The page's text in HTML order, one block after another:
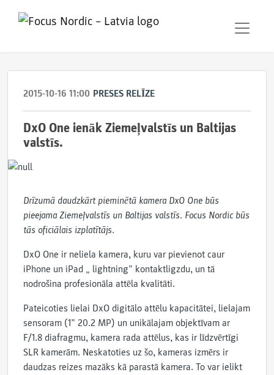
2015-10-16 11:00 PRESES RELĪZE
DxO One ienāk Ziemeļvalstīs un Baltijas
valstīs.
Drīzumā daudzkārt pieminētā kamera DxO One būs
pieejama Ziemeļvalstīs un Baltijas valstīs. Focus Nordic būs
tās oficiālais izplatītājs.
DxO One ir neliela kamera, kuru var pievienot caur
iPhone un iPad „ lightning” kontaktligzdu, un tā
nodrošina profesionāla attēla kvalitāti.
Pateicoties lielai DxO digitālo attēlu kapacitātei, lielajam
sensoram (1” 20.2 MP) un unikālajam objektīvam ar
F/1.8 diafragmu, kamera rada attēlus, kas ir līdzvērtīgi
SLR kamerām. Neskatoties uz šo, kameras izmērs ir
daudzas reizes mazāks kā parastā kamera. To var ielikt